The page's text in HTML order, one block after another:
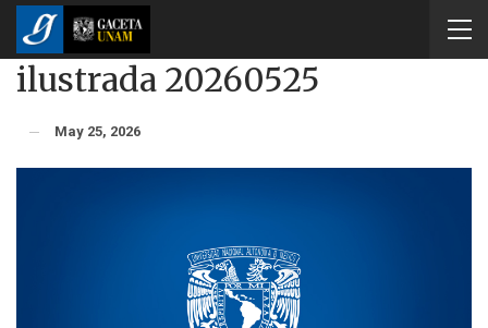
ilustrada 20260525
May 25, 2026